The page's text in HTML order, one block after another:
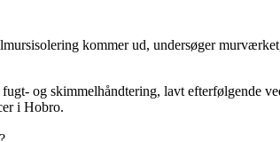
kommer ud, undersøger
og skimmelhåndtering, lavt efterfølgende
i Hobro.